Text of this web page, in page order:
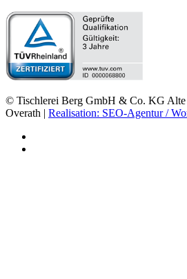
© Tischlerei Berg GmbH & Co. KG Alte
Overath | Realisation: SEO-Agentur /